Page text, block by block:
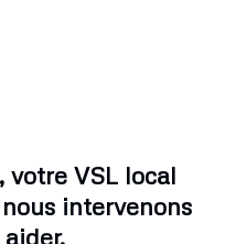
votre VSL local
intervenons